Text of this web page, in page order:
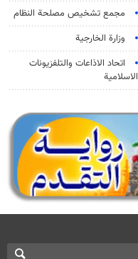
مجمع تشخيص مصلحة النظام
وزارة الخارجية
اتحاد الاذاعات والتلفزيونات
الاسلامية